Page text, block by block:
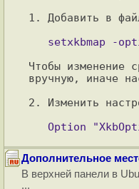
1. Добавить в
Чтобы изменение
вручную, иначе
2. Изменить
Дополнительное
В верхней панели в
...